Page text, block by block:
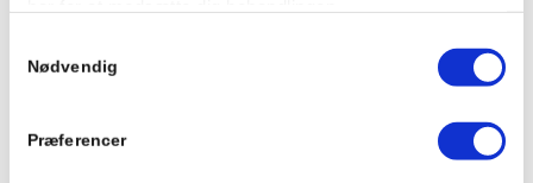
BEHANDLING AF PERSONOPLYSNINGER VED
personoplysninger, og vi anbefaler derfor, at du også
Nødvendig
Præferencer
Krisecenteret tilbyder akut støtte og midlertidigt
ophold til kvinder i krise og deres børn. Vi er